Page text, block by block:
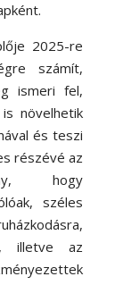
2025-re
számít,
ismeri fel,
növelhetik
és teszi
részévé az
hogy
széles
illetve az